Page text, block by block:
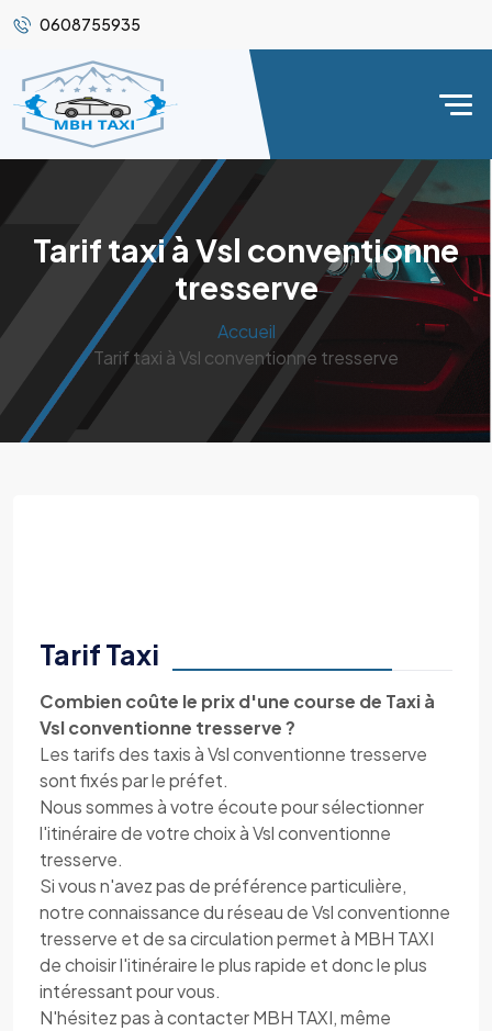
0608755935
Tarif taxi à Vsl conventionne
tresserve
Accueil
Tarif taxi à Vsl conventionne tresserve
Tarif Taxi
Combien coûte le prix d'une course de Taxi à
Vsl conventionne tresserve ?
Les tarifs des taxis à Vsl conventionne tresserve
sont fixés par le préfet.
Nous sommes à votre écoute pour sélectionner
l'itinéraire de votre choix à Vsl conventionne
tresserve.
Si vous n'avez pas de préférence particulière,
notre connaissance du réseau de Vsl conventionne
tresserve et de sa circulation permet à MBH TAXI
de choisir l'itinéraire le plus rapide et donc le plus
intéressant pour vous.
N'hésitez pas à contacter MBH TAXI, même